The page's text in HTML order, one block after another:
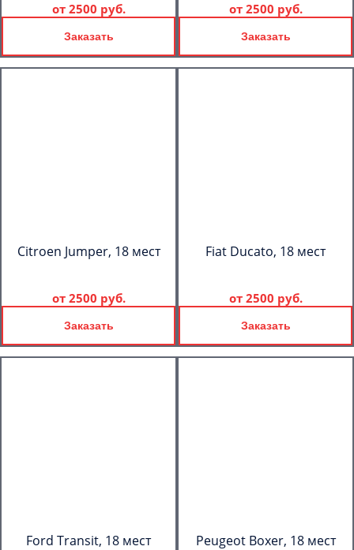
от 2500 руб.
Заказать
от 2500 руб.
Заказать
Citroen Jumper, 18 мест
от 2500 руб.
Заказать
Fiat Ducato, 18 мест
от 2500 руб.
Заказать
Ford Transit, 18 мест Peugeot Boxer, 18 мест